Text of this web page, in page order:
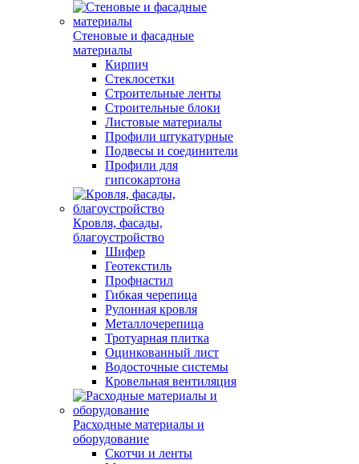
Стеновые и фасадные
материалы
Кирпич
Стеклосетки
Строительные ленты
Строительные блоки
Листовые материалы
Профили штукатурные
Подвесы и соединители
Профили для
гипсокартона
Кровля, фасады,
благоустройство
Шифер
Геотекстиль
Профнастил
Гибкая черепица
Рулонная кровля
Металлочерепица
Тротуарная плитка
Оцинкованный лист
Водосточные системы
Кровельная вентиляция
Расходные материалы и
оборудование
Скотчи и ленты